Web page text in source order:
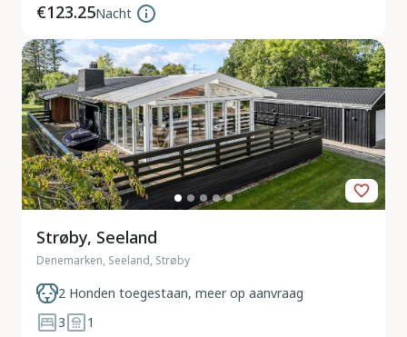
€123.25Nacht
Strøby, Seeland
Denemarken, Seeland, Strøby
2 Honden toegestaan, meer op aanvraag
3
1